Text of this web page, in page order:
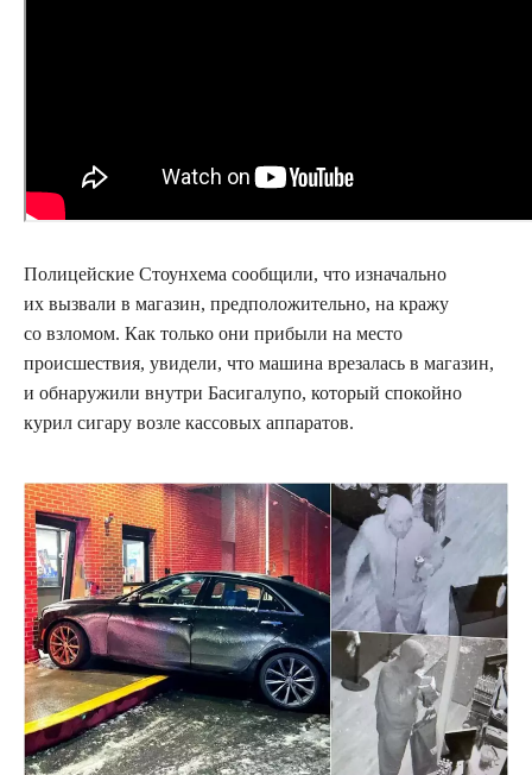
Полицейские Стоунхема сообщили, что изначально
их вызвали в магазин, предположительно, на кражу
со взломом. Как только они прибыли на место
происшествия, увидели, что машина врезалась в магазин,
и обнаружили внутри Басигалупо, который спокойно
курил сигару возле кассовых аппаратов.